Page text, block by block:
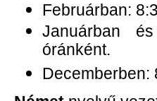
Februárban:
Januárban
óránként.
Decemberben: